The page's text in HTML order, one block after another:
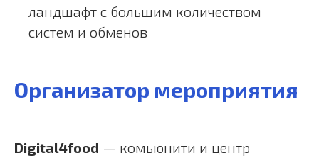
ландшафт с большим количеством
систем и обменов
Организатор мероприятия
Digital4food — комьюнити и центр